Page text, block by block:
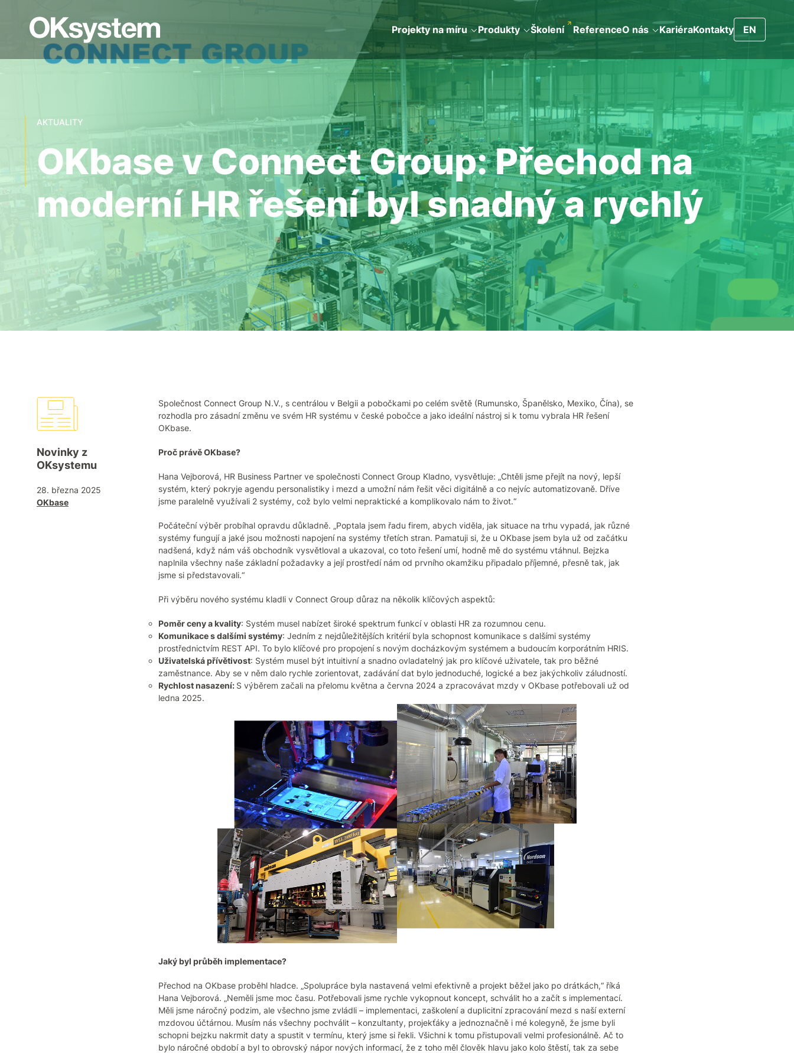
Projekty na míru Produkty Školení ReferenceO nás KariéraKontakty EN
AKTUALITY
OKbase v Connect Group: Přechod na
moderní HR řešení byl snadný a rychlý
Novinky z
OKsystemu
28. března 2025
OKbase
Společnost Connect Group N.V., s centrálou v Belgii a pobočkami po celém světě (Rumunsko, Španělsko, Mexiko, Čína), se
rozhodla pro zásadní změnu ve svém HR systému v české pobočce a jako ideální nástroj si k tomu vybrala HR řešení
OKbase.
Proč právě OKbase?
Hana Vejborová, HR Business Partner ve společnosti Connect Group Kladno, vysvětluje: „Chtěli jsme přejít na nový, lepší
systém, který pokryje agendu personalistiky i mezd a umožní nám řešit věci digitálně a co nejvíc automatizovaně. Dříve
jsme paralelně využívali 2 systémy, což bylo velmi nepraktické a komplikovalo nám to život.“
Počáteční výběr probíhal opravdu důkladně. „Poptala jsem řadu firem, abych viděla, jak situace na trhu vypadá, jak různé
systémy fungují a jaké jsou možnosti napojení na systémy třetích stran. Pamatuji si, že u OKbase jsem byla už od začátku
nadšená, když nám váš obchodník vysvětloval a ukazoval, co toto řešení umí, hodně mě do systému vtáhnul. Bejzka
naplnila všechny naše základní požadavky a její prostředí nám od prvního okamžiku připadalo příjemné, přesně tak, jak
jsme si představovali.“
Při výběru nového systému kladli v Connect Group důraz na několik klíčových aspektů:
Poměr ceny a kvality: Systém musel nabízet široké spektrum funkcí v oblasti HR za rozumnou cenu.
Komunikace s dalšími systémy: Jedním z nejdůležitějších kritérií byla schopnost komunikace s dalšími systémy
prostřednictvím REST API. To bylo klíčové pro propojení s novým docházkovým systémem a budoucím korporátním HRIS.
Uživatelská přívětivost: Systém musel být intuitivní a snadno ovladatelný jak pro klíčové uživatele, tak pro běžné
zaměstnance. Aby se v něm dalo rychle zorientovat, zadávání dat bylo jednoduché, logické a bez jakýchkoliv záludností.
Rychlost nasazení: S výběrem začali na přelomu května a června 2024 a zpracovávat mzdy v OKbase potřebovali už od
ledna 2025.
Jaký byl průběh implementace?
Přechod na OKbase proběhl hladce. „Spolupráce byla nastavená velmi efektivně a projekt běžel jako po drátkách,“ říká
Hana Vejborová. „Neměli jsme moc času. Potřebovali jsme rychle vykopnout koncept, schválit ho a začít s implementací.
Měli jsme náročný podzim, ale všechno jsme zvládli – implementaci, zaškolení a duplicitní zpracování mezd s naší externí
mzdovou účtárnou. Musím nás všechny pochválit – konzultanty, projekťáky a jednoznačně i mé kolegyně, že jsme byli
schopni bejzku nakrmit daty a spustit v termínu, který jsme si řekli. Všichni k tomu přistupovali velmi profesionálně. Ač to
bylo náročné období a byl to obrovský nápor nových informací, že z toho měl člověk hlavu jako kolo štěstí, tak za sebe